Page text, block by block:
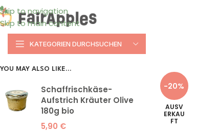
Skip to navigation
Skip to main content
KATEGORIEN DURCHSUCHEN
YOU MAY ALSO LIKE…
Schaffrischkäse-
Aufstrich Kräuter Olive
180g bio
5,90 €
-20%
AUSV
ERKAU
FT